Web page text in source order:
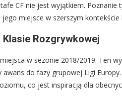
CF nie jest wyjątkiem. Poznanie
miejsce w szerszym kontekście
Klasie Rozgrywkowej
w sezonie 2018/2019. Ten
do fazy grupowej Ligi
co jest inspiracją dla